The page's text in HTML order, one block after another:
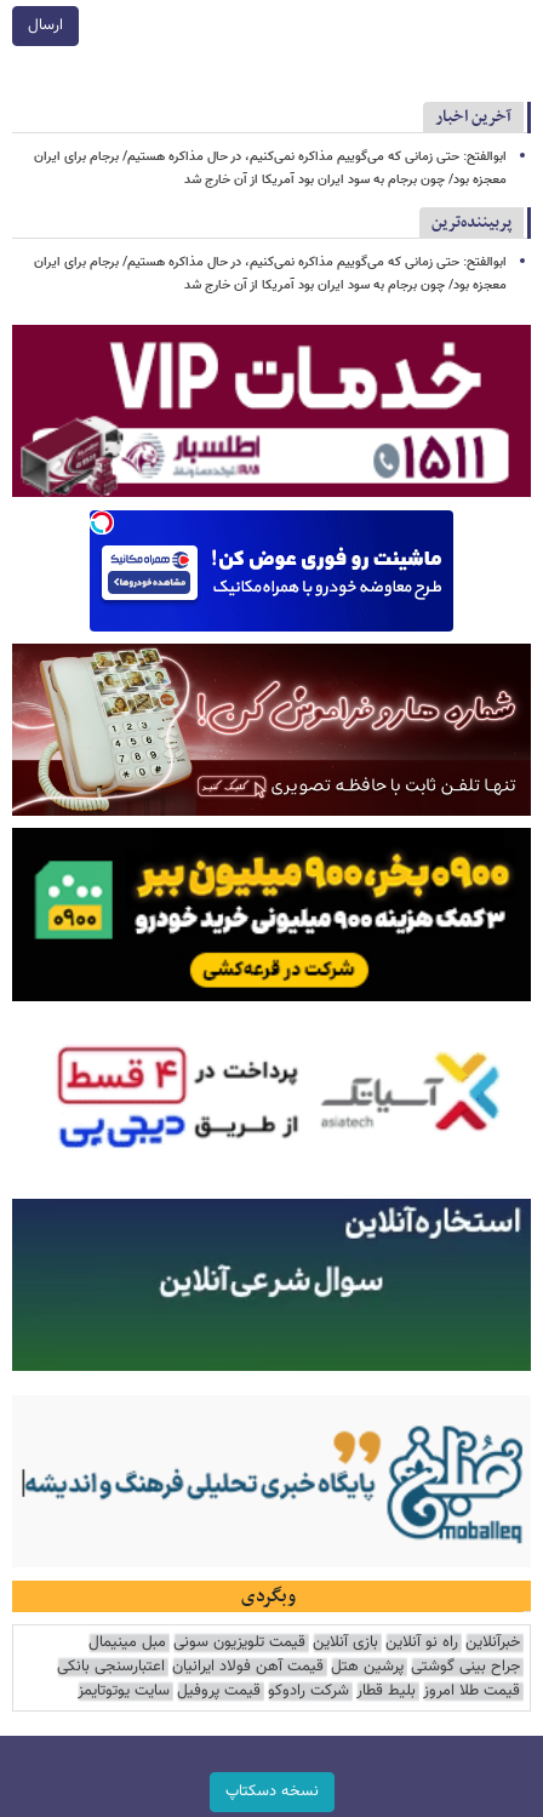
ارسال
آخرین اخبار
ابوالفتح: حتی زمانی که می‌گوییم مذاکره نمی‌کنیم، در حال مذاکره هستیم/ برجام برای ایران
معجزه بود/ چون برجام به سود ایران بود آمریکا از آن خارج شد
پربیننده‌ترین
ابوالفتح: حتی زمانی که می‌گوییم مذاکره نمی‌کنیم، در حال مذاکره هستیم/ برجام برای ایران
معجزه بود/ چون برجام به سود ایران بود آمریکا از آن خارج شد
وبگردی
خبرآنلاین راه نو آنلاین بازی آنلاین قیمت تلویزیون سونی مبل مینیمال
جراح بینی گوشتی پرشین هتل قیمت آهن فولاد ایرانیان اعتبارسنجی بانکی
قیمت طلا امروز بلیط قطار شرکت رادوکو قیمت پروفیل سایت یوتوتایمز
نسخه دسکتاپ